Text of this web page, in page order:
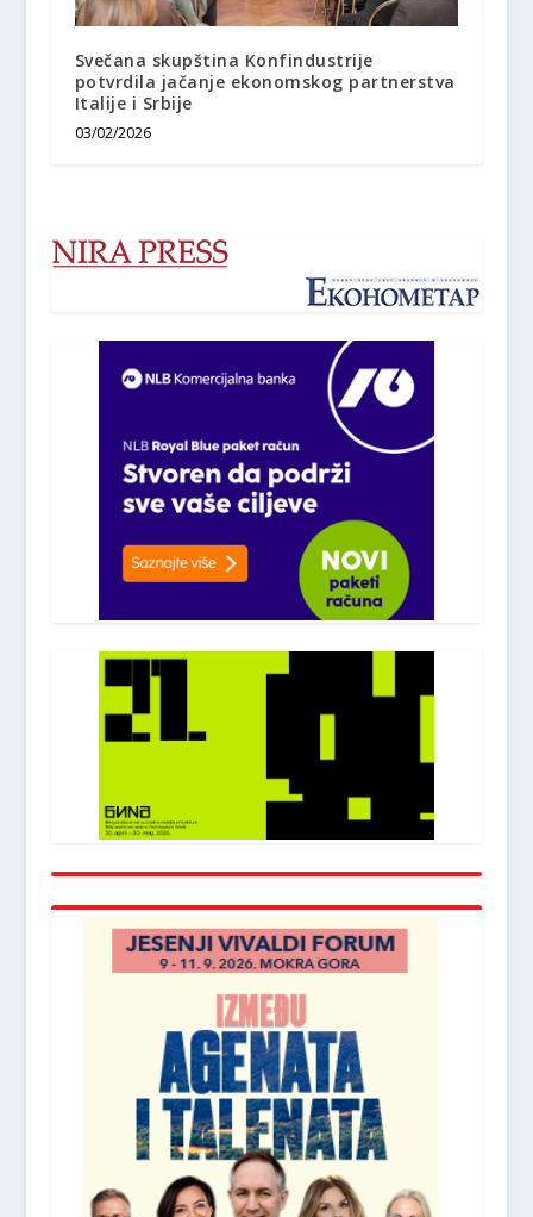
Svečana skupština Konfindustrije
potvrdila jačanje ekonomskog partnerstva
Italije i Srbije
03/02/2026